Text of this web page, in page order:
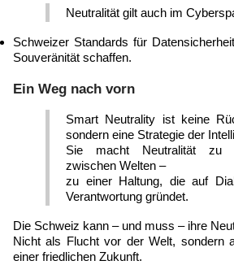
Neutralität gilt auch im
Schweizer Standards für
Souveränität schaffen.
Ein Weg nach vorn
Smart Neutrality ist keine Rückzugshaltung,
sondern eine Strategie der
Sie macht Neutralität zu
zwischen Welten –
zu einer Haltung, die auf
Verantwortung gründet.
Die Schweiz kann – und muss – ihre
Nicht als Flucht vor der Welt, sondern
einer friedlichen Zukunft.